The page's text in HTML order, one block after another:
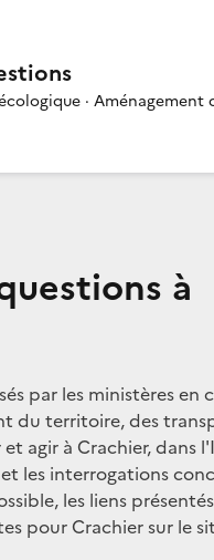
·
à
par les ministères en
du territoire, des
agir à Crachier, dans
les interrogations
les liens
pour Crachier sur le